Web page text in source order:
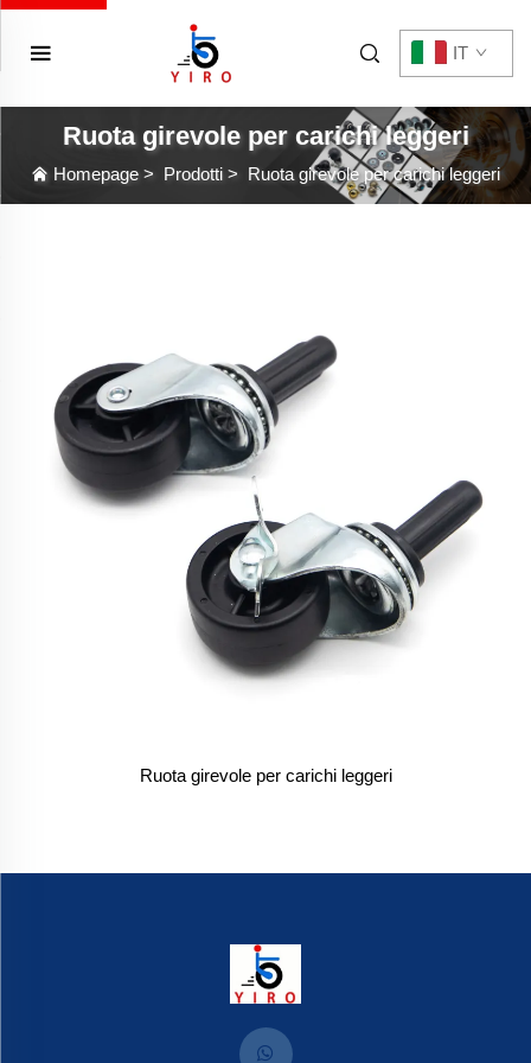
IT
Ruota girevole per carichi leggeri
Homepage > Prodotti > Ruota girevole per carichi leggeri
Ruota girevole per carichi leggeri